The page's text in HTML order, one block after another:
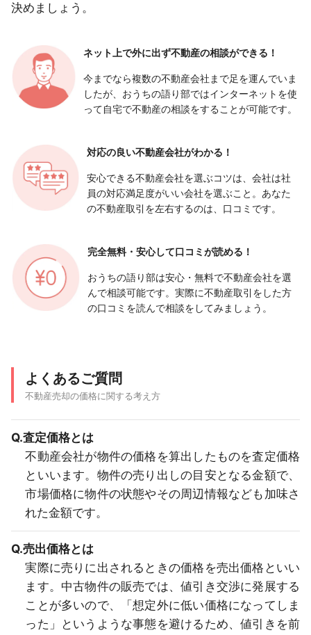
決めましょう。
ネット上で外に出ず不動産の相談ができる！
今までなら複数の不動産会社まで足を運んでいま
したが、おうちの語り部ではインターネットを使
って自宅で不動産の相談をすることが可能です。
対応の良い不動産会社がわかる！
安心できる不動産会社を選ぶコツは、会社は社
員の対応満足度がいい会社を選ぶこと。あなた
の不動産取引を左右するのは、口コミです。
完全無料・安心して口コミが読める！
おうちの語り部は安心・無料で不動産会社を選
んで相談可能です。実際に不動産取引をした方
の口コミを読んで相談をしてみましょう。
よくあるご質問
不動産売却の価格に関する考え方
Q.査定価格とは
不動産会社が物件の価格を算出したものを査定価格
といいます。物件の売り出しの目安となる金額で、
市場価格に物件の状態やその周辺情報なども加味さ
れた金額です。
Q.売出価格とは
実際に売りに出されるときの価格を売出価格といい
ます。中古物件の販売では、値引き交渉に発展する
ことが多いので、「想定外に低い価格になってしま
った」というような事態を避けるため、値引きを前